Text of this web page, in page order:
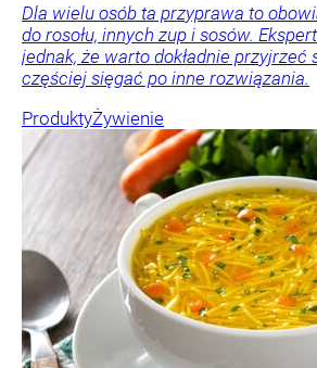
Dla wielu osób ta przyprawa to
do rosołu, innych zup i sosów.
jednak, że warto dokładnie przyjrzeć
częściej sięgać po inne rozwiązania.
ProduktyŻywienie